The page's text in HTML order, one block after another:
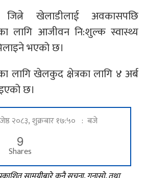
जित्ने खेलाडीलाई अवकासपछि
लागि आजीवन नि:शुल्क स्वास्थ्य
भएको छ।
लागि खेलकुद क्षेत्रका लागि ४ अर्ब
छ।
जेष्ठ २०८३, शुक्रबार १७:५० : बजे
9
Shares